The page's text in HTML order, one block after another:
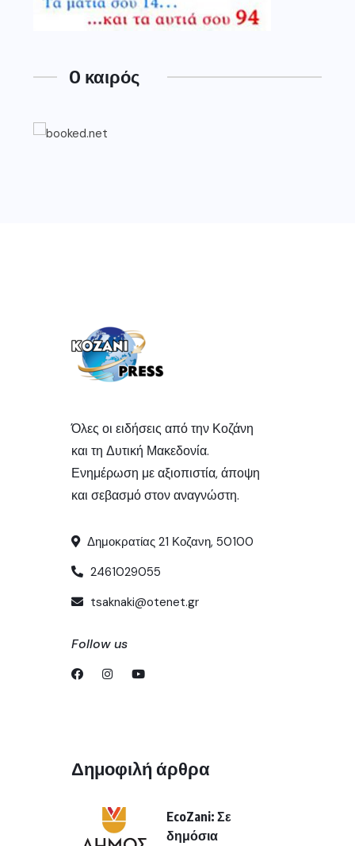
O καιρός
Όλες οι ειδήσεις από την Κοζάνη
και τη Δυτική Μακεδονία.
Ενημέρωση με αξιοπιστία, άποψη
και σεβασμό στον αναγνώστη.
Δημοκρατίας 21 Κοζανη, 50100
2461029055
tsaknaki@otenet.gr
Follow us
Δημοφιλή άρθρα
EcoZani: Σε
δημόσια